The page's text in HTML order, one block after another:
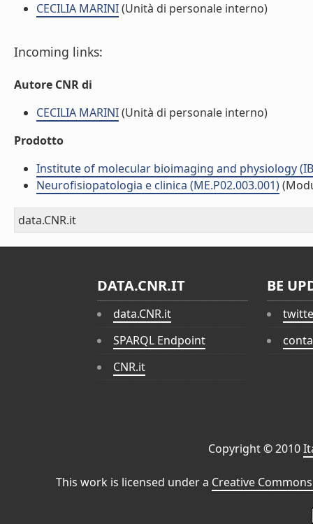
CECILIA MARINI(Unità di personale interno)
Incoming links:
Autore CNR di
CECILIA MARINI(Unità di personale interno)
Prodotto
Institute of molecular bioimaging and physiology
Neurofisiopatologia e clinica (ME.P02.003.001)
data.CNR.it
DATA.CNR.IT
data.CNR.it
SPARQL Endpoint
CNR.it
BE
Copyright © 2010
This work is licensed under a Creative